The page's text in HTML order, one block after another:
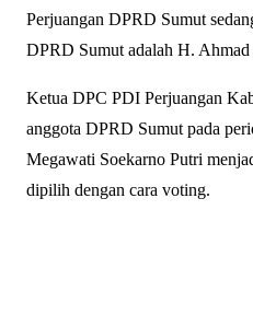
Perjuangan DPRD Sumut
DPRD Sumut adalah H.
Ketua DPC PDI Perjuangan
anggota DPRD Sumut pada
Megawati Soekarno Putri
dipilih dengan cara voting.